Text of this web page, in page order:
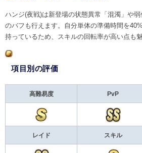
ハンジ(夜戦)は新登場の状態異常「混濁」や
のバフも行えます。自分単体の準備時間を
持っているため、スキルの回転率が高い点も魅
項目別の評価
高難易度 PvP
レイド スキル